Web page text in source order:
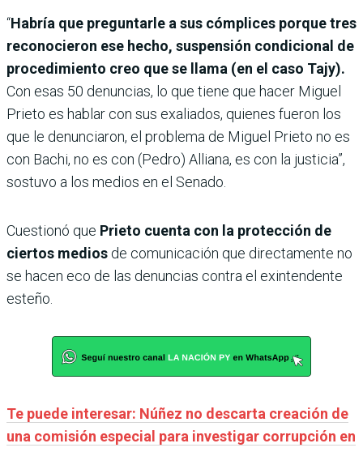
“Habría que preguntarle a sus cómplices porque tres
reconocieron ese hecho, suspensión condicional de
procedimiento creo que se llama (en el caso Tajy).
Con esas 50 denuncias, lo que tiene que hacer Miguel
Prieto es hablar con sus exaliados, quienes fueron los
que le denunciaron, el problema de Miguel Prieto no es
con Bachi, no es con (Pedro) Alliana, es con la justicia”,
sostuvo a los medios en el Senado.
Cuestionó que Prieto cuenta con la protección de
ciertos medios de comunicación que directamente no
se hacen eco de las denuncias contra el exintendente
esteño.
Te puede interesar: Núñez no descarta creación de
una comisión especial para investigar corrupción en